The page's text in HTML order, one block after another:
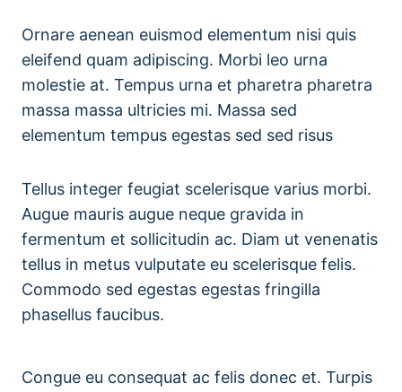
Ornare aenean euismod elementum nisi quis
eleifend quam adipiscing. Morbi leo urna
molestie at. Tempus urna et pharetra pharetra
massa massa ultricies mi. Massa sed
elementum tempus egestas sed sed risus
Tellus integer feugiat scelerisque varius morbi.
Augue mauris augue neque gravida in
fermentum et sollicitudin ac. Diam ut venenatis
tellus in metus vulputate eu scelerisque felis.
Commodo sed egestas egestas fringilla
phasellus faucibus.
Congue eu consequat ac felis donec et. Turpis